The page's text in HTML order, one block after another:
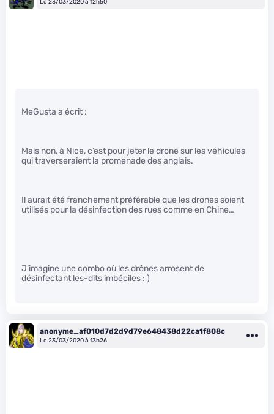
Le 23/03/2020 à 12h50
MeGusta a écrit :
Mais non, à Nice, c’est pour jeter le drone sur les véhicules
qui traverseraient la promenade des anglais.
Il aurait été franchement préférable que les drones soient
utilisés pour la désinfection des rues comme en Chine…
J’imagine une combo où les drônes arrosent de
désinfectant les-dits imbéciles : )
anonyme_af010d7d2d9d79e648438d22ca1f808c
Le 23/03/2020 à 13h26